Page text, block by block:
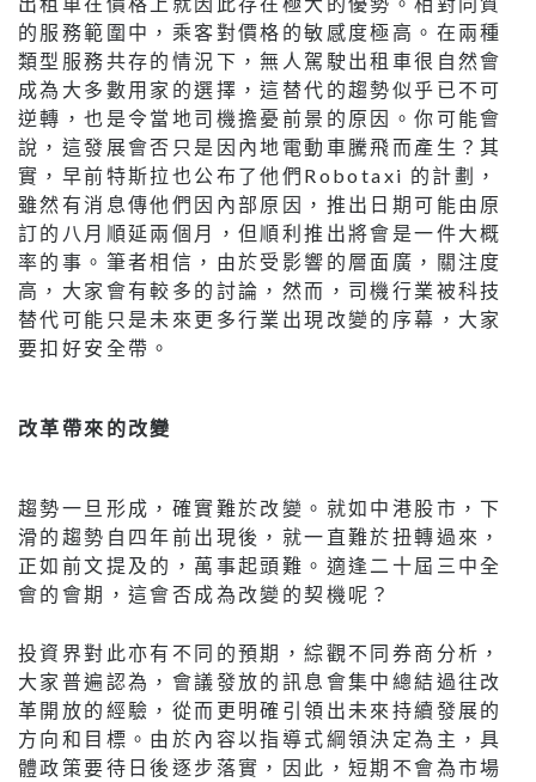
的服務範圍中，乘客對價格的敏感度極高。在兩種
類型服務共存的情況下，無人駕駛出租車很自然會
成為大多數用家的選擇，這替代的趨勢似乎已不可
逆轉，也是令當地司機擔憂前景的原因。你可能會
說，這發展會否只是因內地電動車騰飛而產生？其
實，早前特斯拉也公布了他們Robotaxi 的計劃，
雖然有消息傳他們因內部原因，推出日期可能由原
訂的八月順延兩個月，但順利推出將會是一件大概
率的事。筆者相信，由於受影響的層面廣，關注度
高，大家會有較多的討論，然而，司機行業被科技
替代可能只是未來更多行業出現改變的序幕，大家
要扣好安全帶。
改革帶來的改變
趨勢一旦形成，確實難於改變。就如中港股市，下
滑的趨勢自四年前出現後，就一直難於扭轉過來，
正如前文提及的，萬事起頭難。適逢二十屆三中全
會的會期，這會否成為改變的契機呢？
投資界對此亦有不同的預期，綜觀不同券商分析，
大家普遍認為，會議發放的訊息會集中總結過往改
革開放的經驗，從而更明確引領出未來持續發展的
方向和目標。由於內容以指導式綱領決定為主，具
體政策要待日後逐步落實，因此，短期不會為市場